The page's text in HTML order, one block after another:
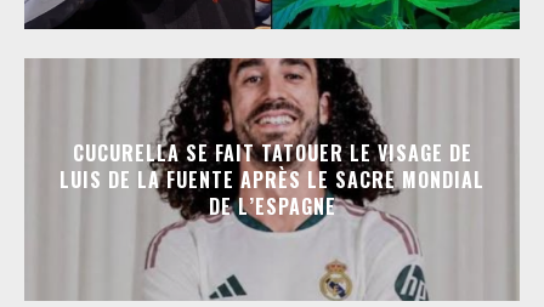
CUCURELLA SE FAIT TATOUER LE VISAGE DE
LUIS DE LA FUENTE APRÈS LE SACRE MONDIAL
DE L’ESPAGNE